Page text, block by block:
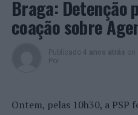
Braga: Detenção
coação sobre
Publicado 4 anos atrás on
Por
Ontem, pelas 10h30, a PSP